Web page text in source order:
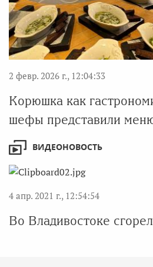
2 февр. 2026 г., 12:04:33
Корюшка как
шефы представили
ВИДЕОНОВОСТЬ
4 апр. 2021 г., 12:54:54
Во Владивостоке